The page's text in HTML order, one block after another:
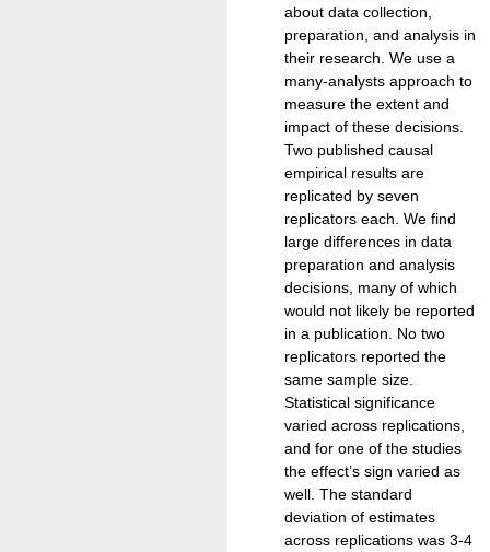
about data collection,
preparation, and analysis in
their research. We use a
many-analysts approach to
measure the extent and
impact of these decisions.
Two published causal
empirical results are
replicated by seven
replicators each. We find
large differences in data
preparation and analysis
decisions, many of which
would not likely be reported
in a publication. No two
replicators reported the
same sample size.
Statistical significance
varied across replications,
and for one of the studies
the effect’s sign varied as
well. The standard
deviation of estimates
across replications was 3-4